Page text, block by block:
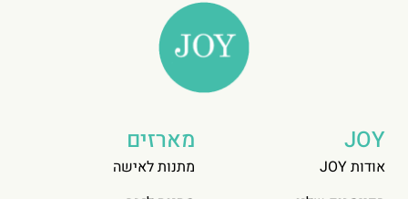
JOY
אודות JOY
מארזים
מתנות לאישה